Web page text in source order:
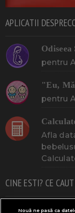
APLICATII
pentru
"Eu,
pentru
Afla
CINE ESTI? CE
Doresc un copil
Nouă ne pasă ca